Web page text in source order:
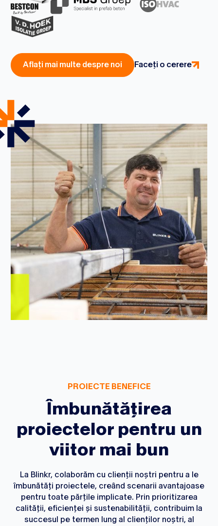
Aflați mai multe despre noi Faceți o cerere
PROIECTE BENEFICE
Îmbunătățirea
proiectelor pentru un
viitor mai bun
La Blinkr, colaborăm cu clienții noștri pentru a le
îmbunătăți proiectele, creând scenarii avantajoase
pentru toate părțile implicate. Prin prioritizarea
calității, eficienței și sustenabilității, contribuim la
succesul pe termen lung al clienților noștri, al